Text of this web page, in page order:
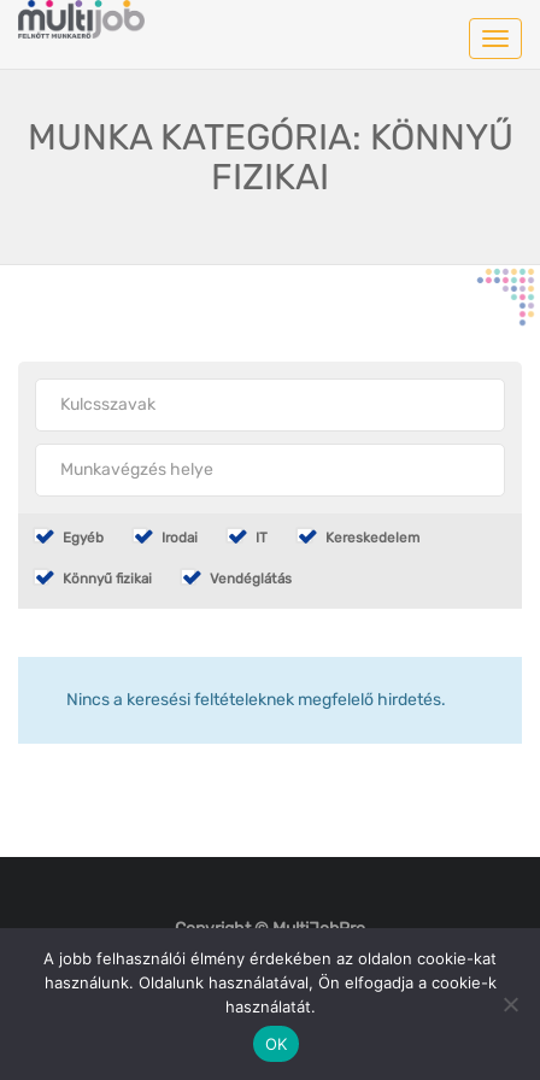
MUNKA KATEGÓRIA: KÖNNYŰ
FIZIKAI
Egyéb Irodai IT Kereskedelem
Könnyű fizikai Vendéglátás
Nincs a keresési feltételeknek megfelelő hirdetés.
Copyright © MultiJobPro
A jobb felhasználói élmény érdekében az oldalon cookie-kat
használunk. Oldalunk használatával, Ön elfogadja a cookie-k
használatát.
OK